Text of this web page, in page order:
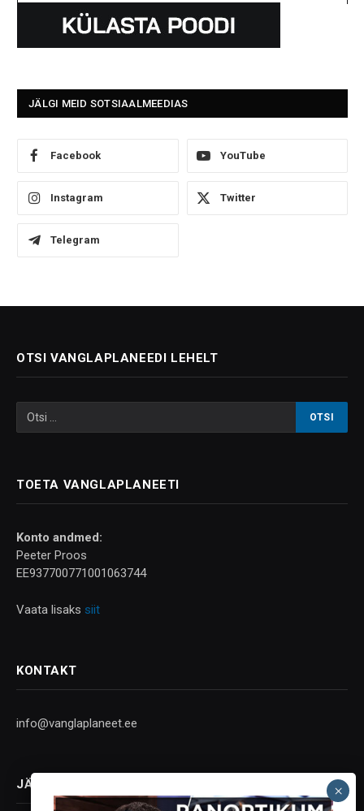
JÄLGI MEID SOTSIAALMEEDIAS
Facebook YouTube
Instagram Twitter
Telegram
OTSI VANGLAPLANEEDI LEHELT
TOETA VANGLAPLANEETI
Konto andmed:
Peeter Proos
EE937700771001063744
Vaata lisaks siit
KONTAKT
info@vanglaplaneet.ee
JÄLGI SOTSIAALMEEDIAS